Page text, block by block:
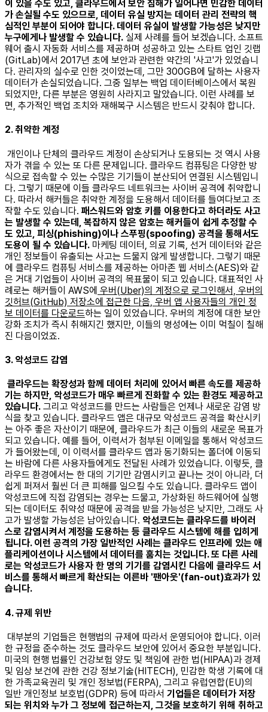
이 있을 수도 있고, 클라우드에서 보안 침해가 일어나면 민감한 데이터
가 손실될 수도 있으므로, 데이터 유실 방지는 데이터 관리 전략의 핵
심적인 부분이 되어야 합니다. 데이터 유실이 발생할 가능성은 낮지만
누구에게나 발생할 수 있습니다. 실제 사례를 들어 보겠습니다. 소프트
웨어 출시 자동화 서비스를 제공하며 성공하고 있는 스타트 업인 깃랩
(GitLab)에서 2017년 초에 보안과 관련한 약간의 '사고'가 있었습니
다. 관리자의 실수로 인한 것이었는데, 그만 300GB에 달하는 사용자
데이터가 손실되었습니다. 그중 일부는 백업 데이터베이스에서 복원
되었지만, 다른 부분은 영원히 사라지고 말았습니다. 이런 사례를 보
면, 추가적인 백업 조치와 재해복구 시스템은 반드시 갖춰야 합니다. ​
2. 취약한 계정
개인이나 단체의 클라우드 계정이 손상되거나 도용되는 것 역시 사용
자가 겪을 수 있는 또 다른 문제입니다. 클라우드 컴퓨팅은 다양한 방
식으로 접속할 수 있는 수많은 기기들이 분산되어 연결된 시스템입니
다. 그렇기 때문에 이들 클라우드 네트워크는 사이버 공격에 취약합니
다. 따라서 해커들은 취약한 계정을 도용해서 데이터를 들여다보고 조
작할 수도 있습니다. 패스워드와 암호 키를 이용한다고 하더라도 사고
는 발생할 수 있는데, 복잡하지 않은 암호는 해커들이 쉽게 추정할 수
도 있고, 피싱(phishing)이나 스푸핑(spoofing) 공격을 통해서도
도용이 될 수 있습니다. 마케팅 데이터, 의료 기록, 선거 데이터와 같은
개인 정보들이 유출되는 사고는 드물지 않게 발생합니다. 그렇기 때문
에 클라우드 컴퓨팅 서비스를 제공하는 아마존 웹 서비스(AES)와 같
은 거대 기업들이 사이버 공격의 목표물이 되고 있습니다. 대표적인 사
례로는 해커들이 AWS에 우버(Uber)의 계정으로 로그인해서, 우버의
깃허브(GitHub) 저장소에 접근한 다음, 우버 앱 사용자들의 개인 정
보 데이터를 다운로드하는 일이 있었습니다. 우버의 계정에 대한 보안
강화 조치가 즉시 취해지긴 했지만, 이들의 명성에는 이미 먹칠이 칠해
진 다음이었죠. ​
3. 악성코드 감염
클라우드는 확장성과 함께 데이터 처리에 있어서 빠른 속도를 제공하
기는 하지만, 악성코드가 매우 빠르게 진화할 수 있는 환경도 제공하고
있습니다. 그리고 악성코드를 만드는 사람들은 언제나 새로운 감염 방
식을 찾고 있습니다. 클라우드 앱은 대규모 악성코드 공격을 확산시키
는 아주 좋은 자산이기 때문에, 클라우드가 최근 이들의 새로운 목표가
되고 있습니다. 예를 들어, 이력서가 첨부된 이메일을 통해서 악성코드
가 들어왔는데, 이 이력서를 클라우드 앱과 동기화되는 폴더에 이동되
는 바람에 다른 사용자들에게도 전달된 사례가 있었습니다. 이렇듯, 클
라우드 환경에서는 한 대의 기기만 감염시키고 끝나는 것이 아니라, 더
쉽게 퍼져서 훨씬 더 큰 피해를 일으킬 수도 있습니다. 클라우드 앱이
악성코드에 직접 감염되는 경우는 드물고, 가상화된 하드웨어에 실행
되는 데이터도 취약성 때문에 공격을 받을 가능성은 낮지만, 그래도 사
고가 발생할 가능성은 남아있습니다. 악성코드는 클라우드를 바이러
스로 감염시켜서 계정을 도용하는 등 클라우드 시스템에 해를 입히게
됩니다. 이런 공격의 가장 일반적인 사례는 클라우드 인프라에 있는 애
플리케이션이나 시스템에서 데이터를 훔치는 것입니다. 또 다른 사레
로는 악성코드가 사용자 한 명의 기기를 감염시킨 다음에 클라우드 서
비스를 통해서 빠르게 확산되는 이른바 '팬아웃'(fan-out)효과가 있
습니다.
4. 규제 위반
대부분의 기업들은 현행법의 규제에 따라서 운영되어야 합니다. 이러
한 규정을 준수하는 것도 클라우드 보안에 있어서 중요한 부분입니다.
미국의 현행 법률인 건강보험 양도 및 책임에 관한 법(HIPAA)과 경제
및 임상 보건에 관한 건강 정보기술(HITECH), 민감한 학생 기록에 대
한 가족교육권리 및 개인 정보법(FERPA), 그리고 유럽연합(EU)의
일반 개인정보 보호법(GDPR) 등에 따라서 기업들은 데이터가 저장
되는 위치와 누가 그 정보에 접근하는지, 그것을 보호하기 위해 취하고